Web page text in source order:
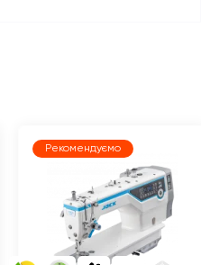
Рекомендуємо